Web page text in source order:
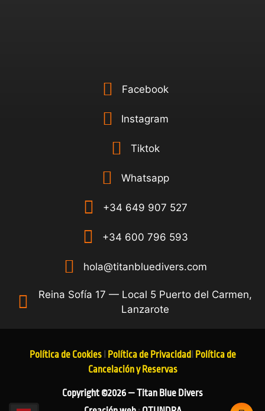
Facebook
Instagram
Tiktok
Whatsapp
+34 649 907 527
+34 600 796 593
hola@titanbluedivers.com
Reina Sofía 17 — Local 5 Puerto del Carmen,
Lanzarote
Política de CookiesI Política de Privacidad
Política de
Cancelación y Reservas
Copyright ©2026 — Titan Blue Divers